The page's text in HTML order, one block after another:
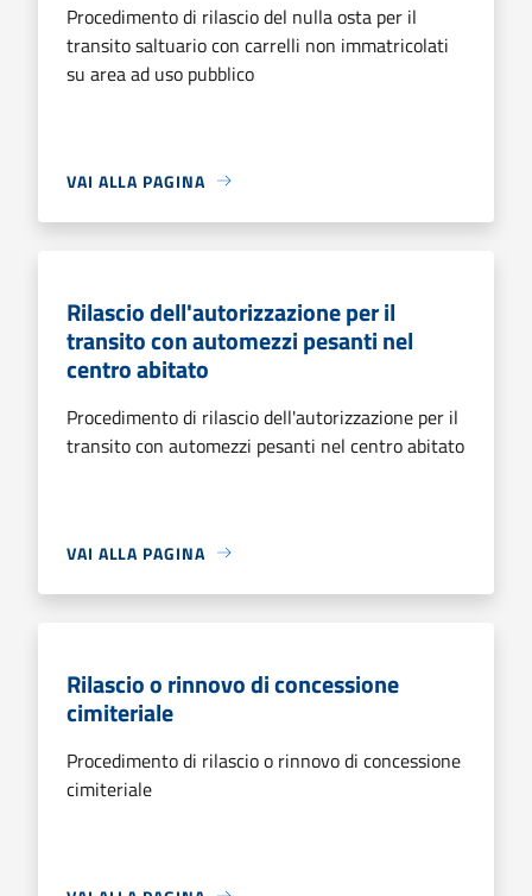
Procedimento di rilascio del nulla osta per il
transito saltuario con carrelli non immatricolati
su area ad uso pubblico
VAI ALLA PAGINA
Rilascio dell'autorizzazione per il
transito con automezzi pesanti nel
centro abitato
Procedimento di rilascio dell'autorizzazione per il
transito con automezzi pesanti nel centro abitato
VAI ALLA PAGINA
Rilascio o rinnovo di concessione
cimiteriale
Procedimento di rilascio o rinnovo di concessione
cimiteriale